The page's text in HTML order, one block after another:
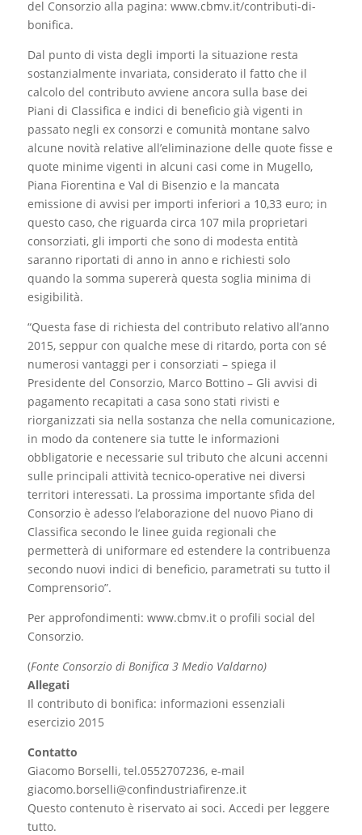
del Consorzio alla pagina: www.cbmv.it/contributi-di-
bonifica.
Dal punto di vista degli importi la situazione resta
sostanzialmente invariata, considerato il fatto che il
calcolo del contributo avviene ancora sulla base dei
Piani di Classifica e indici di beneficio già vigenti in
passato negli ex consorzi e comunità montane salvo
alcune novità relative all’eliminazione delle quote fisse e
quote minime vigenti in alcuni casi come in Mugello,
Piana Fiorentina e Val di Bisenzio e la mancata
emissione di avvisi per importi inferiori a 10,33 euro; in
questo caso, che riguarda circa 107 mila proprietari
consorziati, gli importi che sono di modesta entità
saranno riportati di anno in anno e richiesti solo
quando la somma supererà questa soglia minima di
esigibilità.
“Questa fase di richiesta del contributo relativo all’anno
2015, seppur con qualche mese di ritardo, porta con sé
numerosi vantaggi per i consorziati – spiega il
Presidente del Consorzio, Marco Bottino – Gli avvisi di
pagamento recapitati a casa sono stati rivisti e
riorganizzati sia nella sostanza che nella comunicazione,
in modo da contenere sia tutte le informazioni
obbligatorie e necessarie sul tributo che alcuni accenni
sulle principali attività tecnico-operative nei diversi
territori interessati. La prossima importante sfida del
Consorzio è adesso l’elaborazione del nuovo Piano di
Classifica secondo le linee guida regionali che
permetterà di uniformare ed estendere la contribuenza
secondo nuovi indici di beneficio, parametrati su tutto il
Comprensorio”.
Per approfondimenti: www.cbmv.it o profili social del
Consorzio.
(Fonte Consorzio di Bonifica 3 Medio Valdarno)
Allegati
Il contributo di bonifica: informazioni essenziali
esercizio 2015
Contatto
Giacomo Borselli, tel.0552707236, e-mail
giacomo.borselli@confindustriafirenze.it
Questo contenuto è riservato ai soci. Accedi per leggere
tutto.